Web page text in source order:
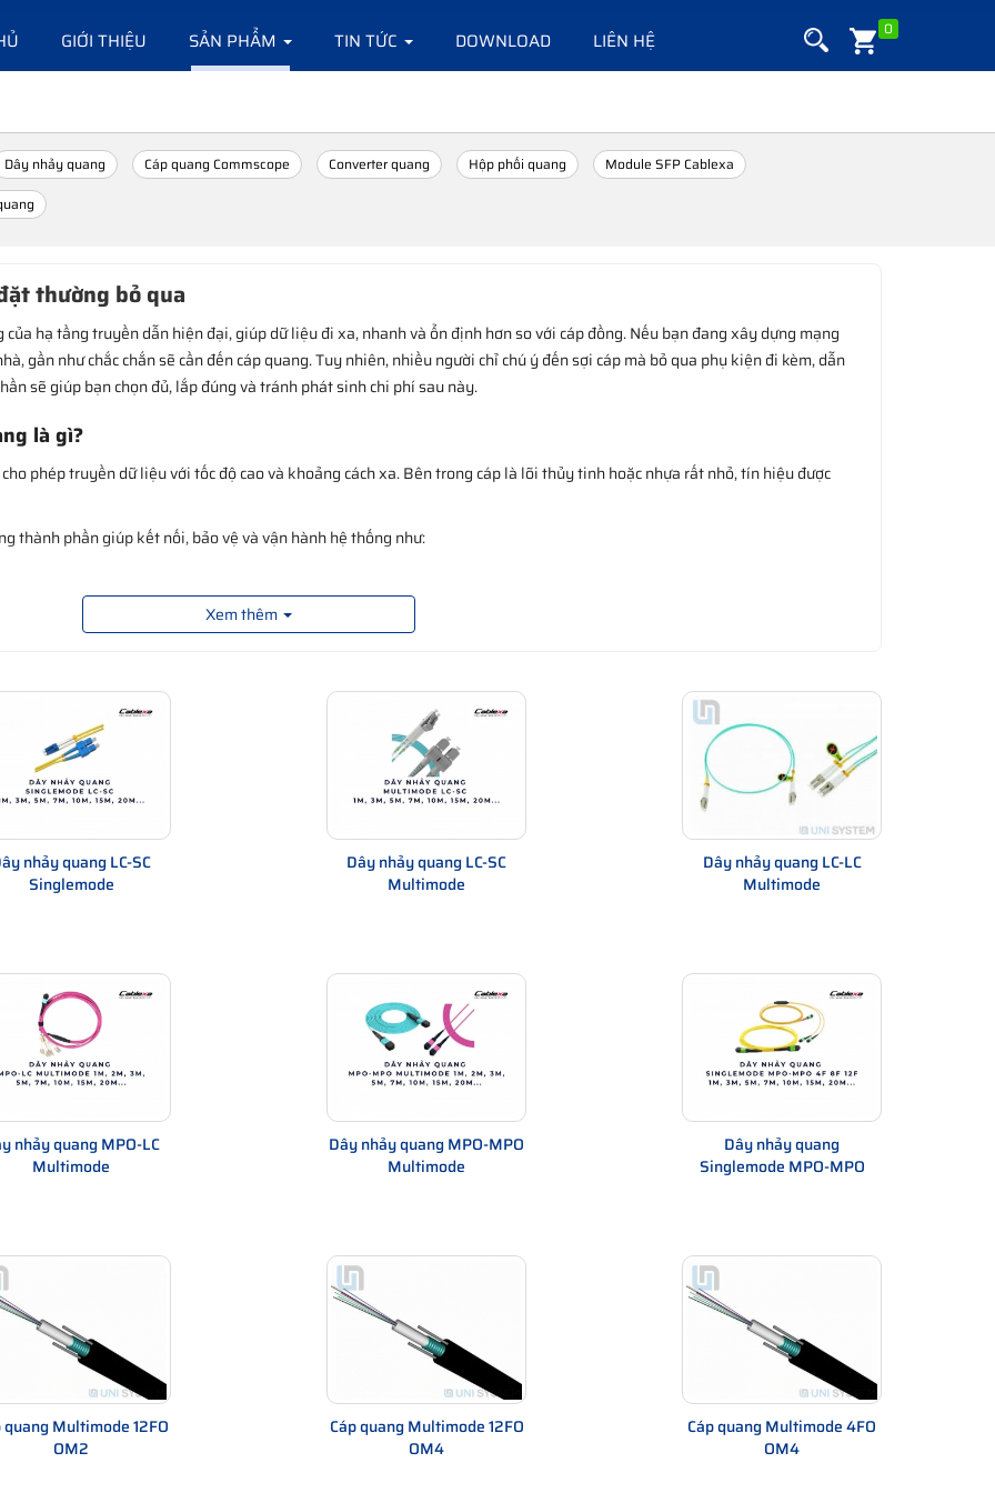
GIỚI THIỆU SẢN PHẨM TIN TỨC DOWNLOAD LIÊN HỆ 0
Dây nhảy quang Cáp quang Commscope Converter quang Hộp phối quang
Module SFP Cablexa
thường bỏ qua
hạ tầng truyền dẫn hiện đại, giúp dữ liệu đi xa, nhanh và ổn định hơn so với cáp đồng. Nếu bạn đang xây dựng mạng
gần như chắc chắn sẽ cần đến cáp quang. Tuy nhiên, nhiều người chỉ chú ý đến sợi cáp mà bỏ qua phụ kiện đi kèm, dẫn
sẽ giúp bạn chọn đủ, lắp đúng và tránh phát sinh chi phí sau này.
là gì?
phép truyền dữ liệu với tốc độ cao và khoảng cách xa. Bên trong cáp là lõi thủy tinh hoặc nhựa rất nhỏ, tín hiệu được
thành phần giúp kết nối, bảo vệ và vận hành hệ thống như:
là những thứ giúp đường truyền đó hoạt động ổn định.
Dây nhảy quang Converter quang
Module SFP Cablexa
kiện quang
mạng thông thường?
trong khi cáp quang có thể đi hàng km.
Xem thêm
nhảy quang LC-SC
Singlemode
Dây nhảy quang LC-SC
Multimode
Dây nhảy quang LC-LC
Multimode
nhảy quang MPO-LC
Multimode
Dây nhảy quang MPO-MPO
Multimode
Dây nhảy quang
Singlemode MPO-MPO
quang Multimode 12FO
OM2
Cáp quang Multimode 12FO
OM4
Cáp quang Multimode 4FO
OM4